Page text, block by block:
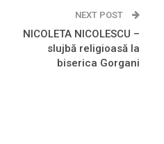
NEXT POST
NICOLETA NICOLESCU –
slujbă religioasă la
biserica Gorgani